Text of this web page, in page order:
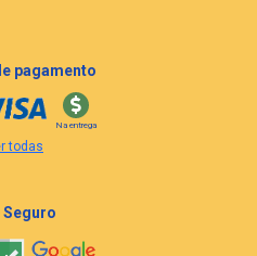
pagamento
Na entrega
todas
Seguro